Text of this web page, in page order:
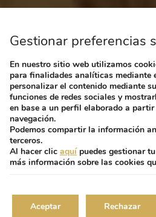
Gestionar preferencias
En nuestro sitio web utilizamos
para finalidades analíticas mediante
personalizar el contenido mediante
funciones de redes sociales y
en base a un perfil elaborado a
navegación.
Podemos compartir la información
terceros.
Al hacer clic aquípuedes gestionar
más información sobre las cookies
Aceptar Rechazar